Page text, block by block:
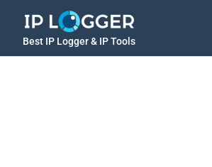
Best IP Logger & IP Tools